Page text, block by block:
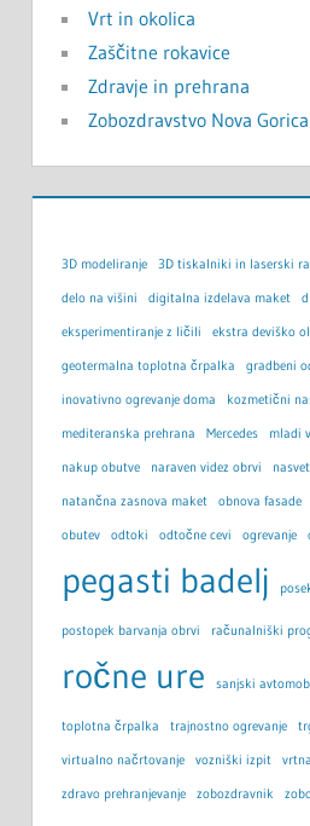
Vrt in okolica
Zaščitne rokavice
Zdravje in prehrana
Zobozdravstvo Nova Gorica
3D modeliranje 3D tiskalniki in laserski
delo na višini digitalna izdelava maket
eksperimentiranje z ličili ekstra deviško
geotermalna toplotna črpalka gradbeni
inovativno ogrevanje doma kozmetični
mediteranska prehrana Mercedes mladi
nakup obutve naraven videz obrvi
natančna zasnova maket obnova fasade
obutev odtoki odtočne cevi ogrevanje
pegasti badelj
postopek barvanja obrvi računalniški
ročne ure sanjski
toplotna črpalka trajnostno ogrevanje
virtualno načrtovanje vozniški izpit
zdravo prehranjevanje zobozdravnik